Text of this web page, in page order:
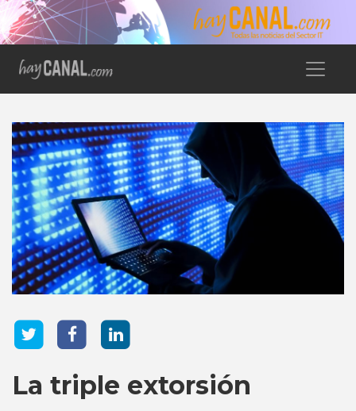
La triple extorsión